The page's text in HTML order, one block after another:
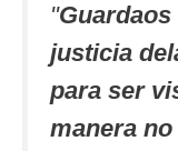
"
justicia
para ser
manera